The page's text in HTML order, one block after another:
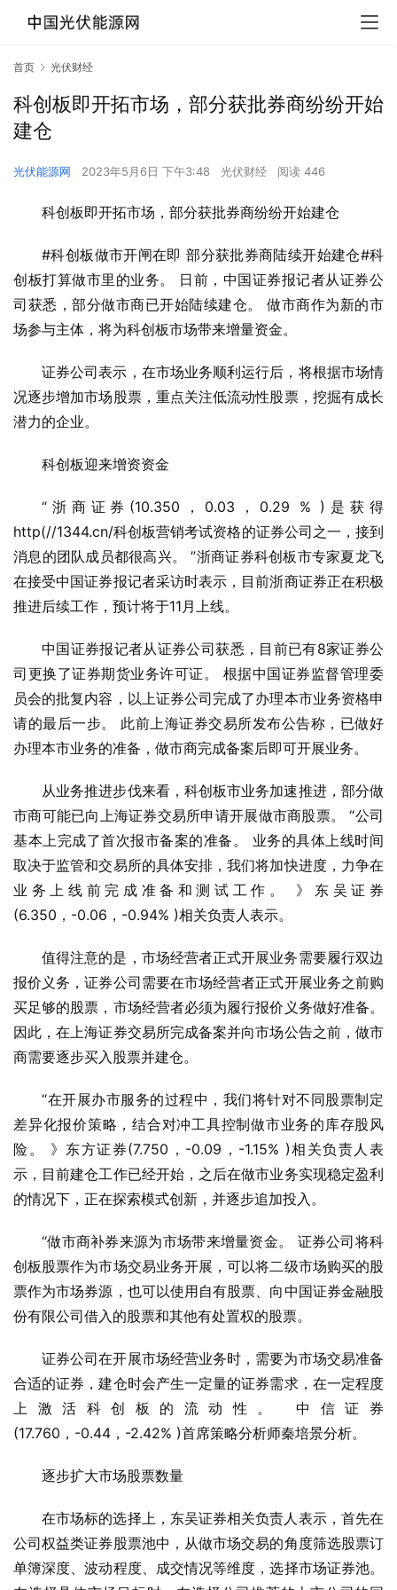
首页 光伏财经
科创板即开拓市场，部分获批券商纷纷开始
建仓
光伏能源网 2023年5月6日 下午3:48 光伏财经 阅读 446
科创板即开拓市场，部分获批券商纷纷开始建仓
#科创板做市开闸在即 部分获批券商陆续开始建仓#科
创板打算做市里的业务。 日前，中国证券报记者从证券公
司获悉，部分做市商已开始陆续建仓。 做市商作为新的市
场参与主体，将为科创板市场带来增量资金。
证券公司表示，在市场业务顺利运行后，将根据市场情
况逐步增加市场股票，重点关注低流动性股票，挖掘有成长
潜力的企业。
科创板迎来增资资金
“浙商证券(10.350，0.03，0.29 % )是获得
http(//1344.cn/科创板营销考试资格的证券公司之一，接到
消息的团队成员都很高兴。 ”浙商证券科创板市专家夏龙飞
在接受中国证券报记者采访时表示，目前浙商证券正在积极
推进后续工作，预计将于11月上线。
中国证券报记者从证券公司获悉，目前已有8家证券公
司更换了证券期货业务许可证。 根据中国证券监督管理委
员会的批复内容，以上证券公司完成了办理本市业务资格申
请的最后一步。 此前上海证券交易所发布公告称，已做好
办理本市业务的准备，做市商完成备案后即可开展业务。
从业务推进步伐来看，科创板市业务加速推进，部分做
市商可能已向上海证券交易所申请开展做市商股票。 “公司
基本上完成了首次报市备案的准备。 业务的具体上线时间
取决于监管和交易所的具体安排，我们将加快进度，力争在
业务上线前完成准备和测试工作。 》东吴证券
(6.350，-0.06，-0.94% )相关负责人表示。
值得注意的是，市场经营者正式开展业务需要履行双边
报价义务，证券公司需要在市场经营者正式开展业务之前购
买足够的股票，市场经营者必须为履行报价义务做好准备。
因此，在上海证券交易所完成备案并向市场公告之前，做市
商需要逐步买入股票并建仓。
“在开展办市服务的过程中，我们将针对不同股票制定
差异化报价策略，结合对冲工具控制做市业务的库存股风
险。 》东方证券(7.750，-0.09，-1.15% )相关负责人表
示，目前建仓工作已经开始，之后在做市业务实现稳定盈利
的情况下，正在探索模式创新，并逐步追加投入。
“做市商补券来源为市场带来增量资金。 证券公司将科
创板股票作为市场交易业务开展，可以将二级市场购买的股
票作为市场券源，也可以使用自有股票、向中国证券金融股
份有限公司借入的股票和其他有处置权的股票。
证券公司在开展市场经营业务时，需要为市场交易准备
合适的证券，建仓时会产生一定量的证券需求，在一定程度
上激活科创板的流动性。 中信证券
(17.760，-0.44，-2.42% )首席策略分析师秦培景分析。
逐步扩大市场股票数量
在市场标的选择上，东吴证券相关负责人表示，首先在
公司权益类证券股票池中，从做市场交易的角度筛选股票订
单簿深度、波动程度、成交情况等维度，选择市场证券池。